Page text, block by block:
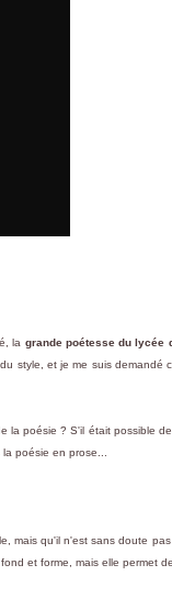
la grande poétesse du lycée
style, et je me suis demandé
la poésie ? S'il était possible de
poésie en prose...
mais qu'il n'est sans doute
et forme, mais elle permet